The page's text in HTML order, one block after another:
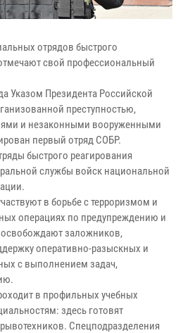
отрядов быстрого
свой профессиональный
Указом Президента Российской
преступностью,
и незаконными вооруженными
первый отряд СОБР.
быстрого реагирования
службы войск национальной
в борьбе с терроризмом и
операциях по предупреждению и
заложников,
оперативно-разыскных и
с выполнением задач,
в профильных учебных
здесь готовят
Спецподразделения